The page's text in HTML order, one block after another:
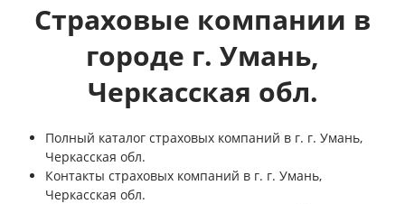
Страховые компании в
городе г. Умань,
Черкасская обл.
Полный каталог страховых компаний в г. г. Умань,
Черкасская обл.
Контакты страховых компаний в г. г. Умань,
Черкасская обл.